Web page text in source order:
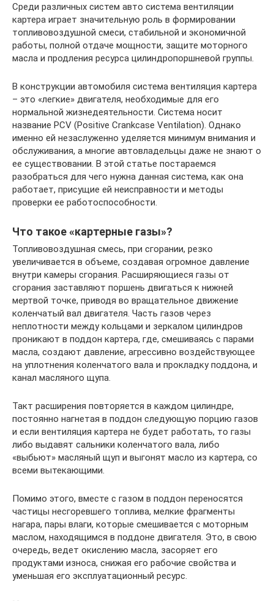
Среди различных систем авто система вентиляции
картера играет значительную роль в формировании
топливовоздушной смеси, стабильной и экономичной
работы, полной отдаче мощности, защите моторного
масла и продления ресурса цилиндропоршневой группы.
В конструкции автомобиля система вентиляция картера
– это «легкие» двигателя, необходимые для его
нормальной жизнедеятельности. Система носит
название PCV (Positive Crankcase Ventilation). Однако
именно ей незаслуженно уделяется минимум внимания и
обслуживания, а многие автовладельцы даже не знают о
ее существовании. В этой статье постараемся
разобраться для чего нужна данная система, как она
работает, присущие ей неисправности и методы
проверки ее работоспособности.
Что такое «картерные газы»?
Топливовоздушная смесь, при сгорании, резко
увеличивается в объеме, создавая огромное давление
внутри камеры сгорания. Расширяющиеся газы от
сгорания заставляют поршень двигаться к нижней
мертвой точке, приводя во вращательное движение
коленчатый вал двигателя. Часть газов через
неплотности между кольцами и зеркалом цилиндров
проникают в поддон картера, где, смешиваясь с парами
масла, создают давление, агрессивно воздействующее
на уплотнения коленчатого вала и прокладку поддона, и
канал масляного щупа.
Такт расширения повторяется в каждом цилиндре,
постоянно нагнетая в поддон следующую порцию газов
и если вентиляция картера не будет работать, то газы
либо выдавят сальники коленчатого вала, либо
«выбьют» масляный щуп и выгонят масло из картера, со
всеми вытекающими.
Помимо этого, вместе с газом в поддон переносятся
частицы несгоревшего топлива, мелкие фрагменты
нагара, пары влаги, которые смешивается с моторным
маслом, находящимся в поддоне двигателя. Это, в свою
очередь, ведет окислению масла, засоряет его
продуктами износа, снижая его рабочие свойства и
уменьшая его эксплуатационный ресурс.